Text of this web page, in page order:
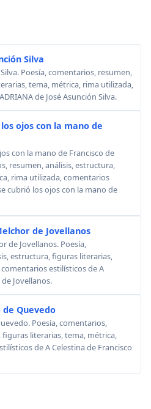
Silva
Poesía, comentarios, resumen,
tema, métrica, rima utilizada,
de José Asunción Silva.
ojos con la mano de
con la mano de Francisco de
resumen, análisis, estructura,
rima utilizada, comentarios
cubrió los ojos con la mano de
de Jovellanos
de Jovellanos. Poesía,
estructura, figuras literarias,
estilísticos de A
Jovellanos.
de Quevedo
Poesía, comentarios,
literarias, tema, métrica,
de A Celestina de Francisco